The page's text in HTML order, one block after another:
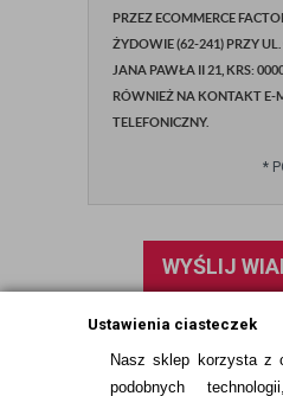
Ustawienia ciasteczek
Nasz sklep korzysta z
podobnych
PRZEZ ECOMMERCE
ŻYDOWIE (62-241) PRZY
JANA PAWŁA II 21, KRS:
RÓWNIEŻ NA KONTAKT E-
TELEFONICZNY.
*
WYŚLIJ